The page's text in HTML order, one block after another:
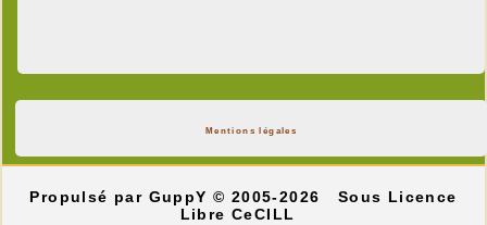
Mentions légales
Propulsé par GuppY© 2005-2026
Sous Licence
Libre CeCILL